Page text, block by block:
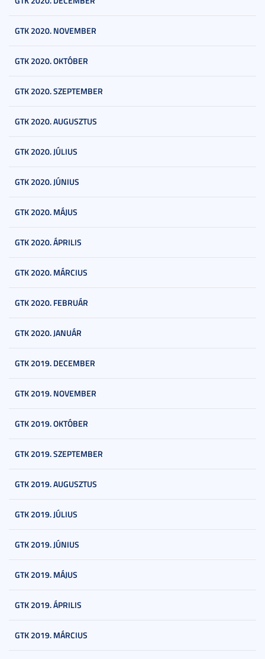
GTK 2020. NOVEMBER
GTK 2020. OKTÓBER
GTK 2020. SZEPTEMBER
GTK 2020. AUGUSZTUS
GTK 2020. JÚLIUS
GTK 2020. JÚNIUS
GTK 2020. MÁJUS
GTK 2020. ÁPRILIS
GTK 2020. MÁRCIUS
GTK 2020. FEBRUÁR
GTK 2020. JANUÁR
GTK 2019. DECEMBER
GTK 2019. NOVEMBER
GTK 2019. OKTÓBER
GTK 2019. SZEPTEMBER
GTK 2019. AUGUSZTUS
GTK 2019. JÚLIUS
GTK 2019. JÚNIUS
GTK 2019. MÁJUS
GTK 2019. ÁPRILIS
GTK 2019. MÁRCIUS